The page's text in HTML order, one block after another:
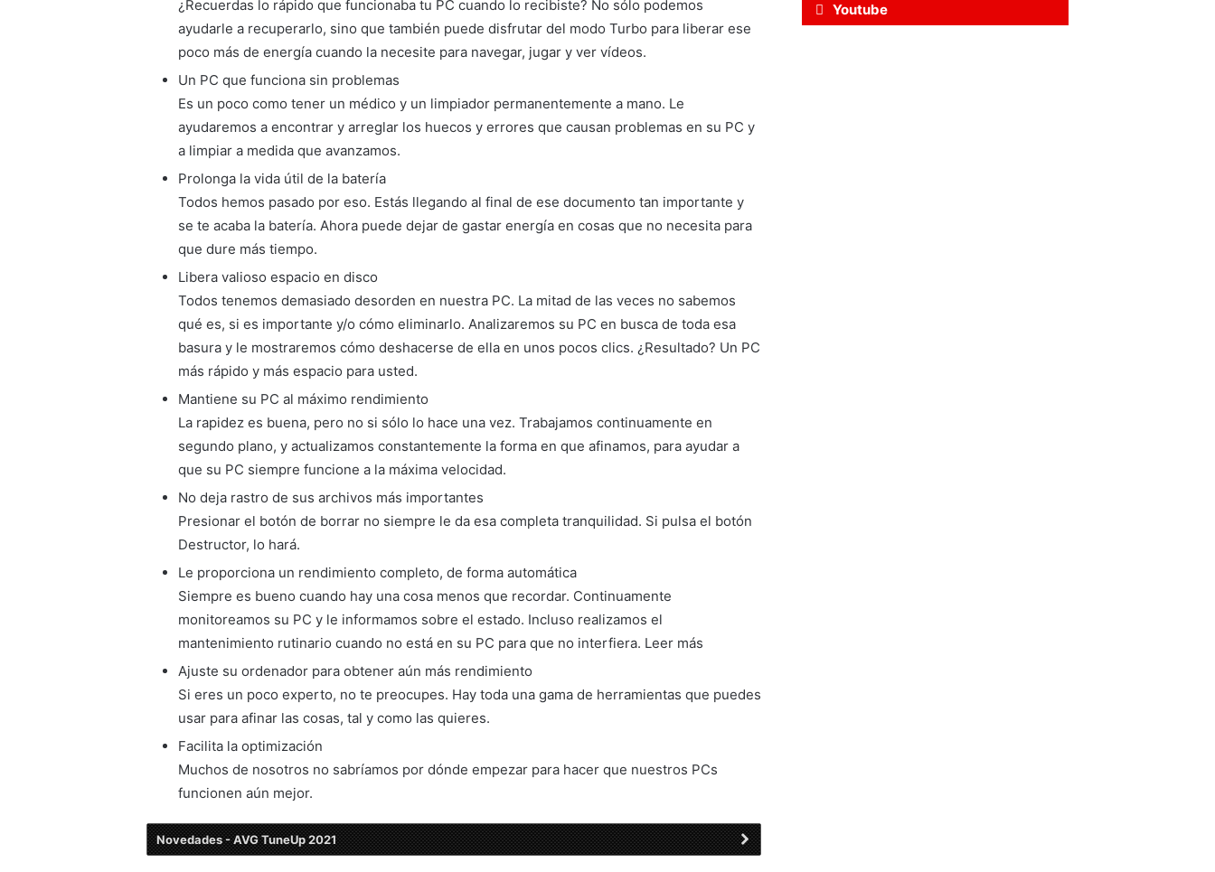
¿Recuerdas lo rápido que funcionaba tu PC cuando lo recibiste? No sólo podemos
ayudarle a recuperarlo, sino que también puede disfrutar del modo Turbo para liberar ese
poco más de energía cuando la necesite para navegar, jugar y ver vídeos.
Un PC que funciona sin problemas
Es un poco como tener un médico y un limpiador permanentemente a mano. Le
ayudaremos a encontrar y arreglar los huecos y errores que causan problemas en su PC y
a limpiar a medida que avanzamos.
Prolonga la vida útil de la batería
Todos hemos pasado por eso. Estás llegando al final de ese documento tan importante y
se te acaba la batería. Ahora puede dejar de gastar energía en cosas que no necesita para
que dure más tiempo.
Libera valioso espacio en disco
Todos tenemos demasiado desorden en nuestra PC. La mitad de las veces no sabemos
qué es, si es importante y/o cómo eliminarlo. Analizaremos su PC en busca de toda esa
basura y le mostraremos cómo deshacerse de ella en unos pocos clics. ¿Resultado? Un PC
más rápido y más espacio para usted.
Mantiene su PC al máximo rendimiento
La rapidez es buena, pero no si sólo lo hace una vez. Trabajamos continuamente en
segundo plano, y actualizamos constantemente la forma en que afinamos, para ayudar a
que su PC siempre funcione a la máxima velocidad.
No deja rastro de sus archivos más importantes
Presionar el botón de borrar no siempre le da esa completa tranquilidad. Si pulsa el botón
Destructor, lo hará.
Le proporciona un rendimiento completo, de forma automática
Siempre es bueno cuando hay una cosa menos que recordar. Continuamente
monitoreamos su PC y le informamos sobre el estado. Incluso realizamos el
mantenimiento rutinario cuando no está en su PC para que no interfiera. Leer más
Ajuste su ordenador para obtener aún más rendimiento
Si eres un poco experto, no te preocupes. Hay toda una gama de herramientas que puedes
usar para afinar las cosas, tal y como las quieres.
Facilita la optimización
Muchos de nosotros no sabríamos por dónde empezar para hacer que nuestros PCs
funcionen aún mejor.
Novedades - AVG TuneUp 2021
Youtube